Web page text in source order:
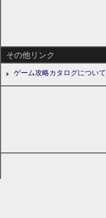
その他リンク
ゲーム攻略カタログについて